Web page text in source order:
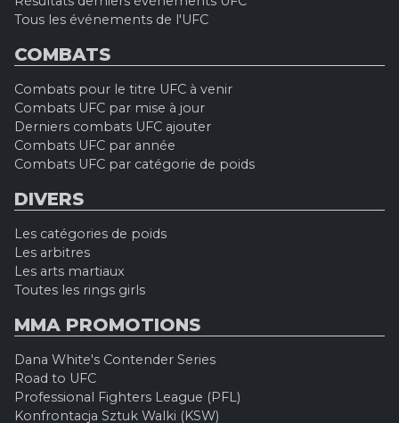
Tous les événements de l'UFC
COMBATS
Combats pour le titre UFC à venir
Combats UFC par mise à jour
Derniers combats UFC ajouter
Combats UFC par année
Combats UFC par catégorie de poids
DIVERS
Les catégories de poids
Les arbitres
Les arts martiaux
Toutes les rings girls
MMA PROMOTIONS
Dana White's Contender Series
Road to UFC
Professional Fighters League (PFL)
Konfrontacja Sztuk Walki (KSW)